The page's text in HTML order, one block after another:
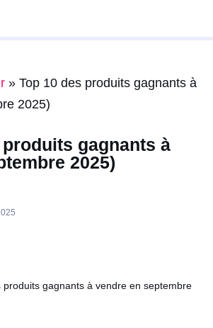
» Top 10 des produits gagnants à
2025)
produits gagnants à
2025)
produits gagnants à vendre en septembre